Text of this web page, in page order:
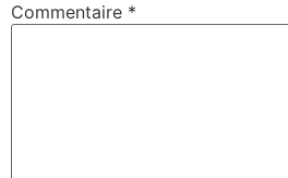
Commentaire *